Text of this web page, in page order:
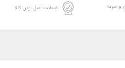
و حومه ضمانت اصل بودن کالا